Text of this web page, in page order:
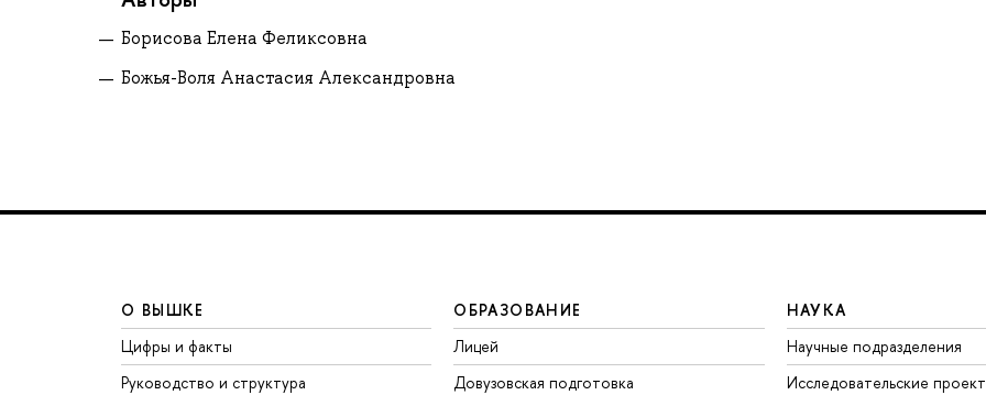
Борисова Елена Феликсовна
Божья-Воля Анастасия Александровна
О ВЫШКЕ
Цифры и факты
Руководство и структура
ОБРАЗОВАНИЕ
Лицей
Довузовская подготовка
НАУКА
Научные подразделения
Исследовательские